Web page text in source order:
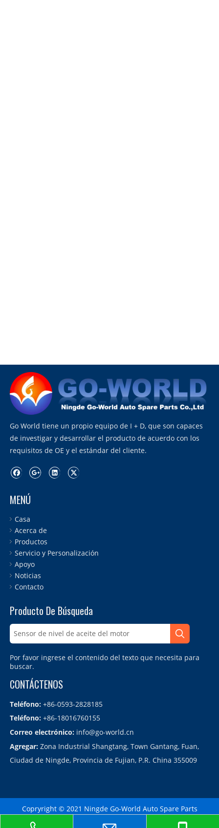
Go World tiene un propio equipo de I + D, que son capaces
de investigar y desarrollar el producto de acuerdo con los
requisitos de OE y el estándar del cliente.
MENÚ
Casa
Acerca de
Productos
Servicio y Personalización
Apoyo
Noticias
Contacto
Producto De Búsqueda
Por favor ingrese el contenido del texto que necesita para
buscar.
CONTÁCTENOS
Teléfono: +86-0593-2828185
Teléfono: +86-18016760155
Correo electrónico: info@go-world.cn
Agregar: Zona Industrial Shangtang, Town Gantang, Fuan,
Ciudad de Ningde, Provincia de Fujian, P.R. China 355009
Copryright © 2021 Ningde Go-World Auto Spare Parts
Co.,LTD.备案号：
| Technology